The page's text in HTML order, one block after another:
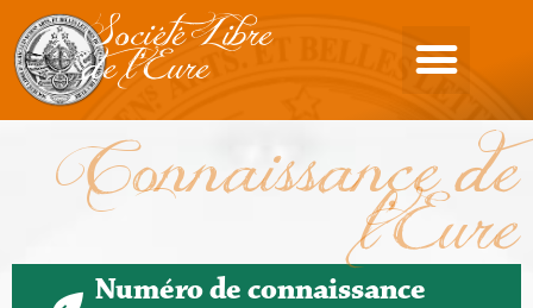
Société Libre
de l'Eure
Connaissance de
l'Eure
Numéro de connaissance